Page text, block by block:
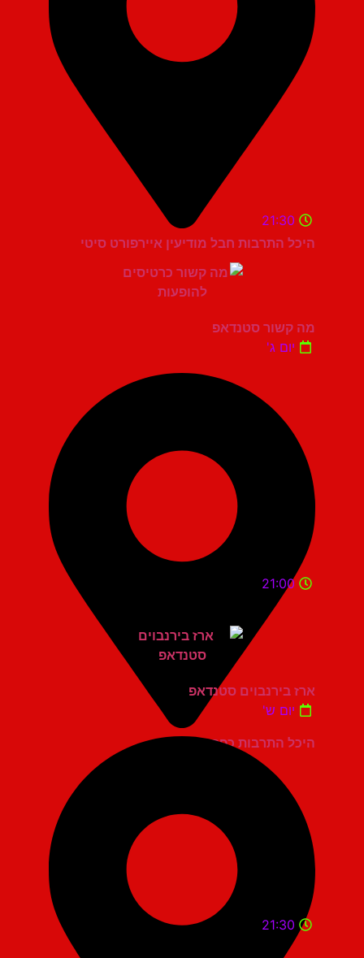
היכל התרבות חבל מודיעין איירפורט סיטי
21:30
מה קשור סטנדאפ
יום ג'
היכל התרבות כפר סבא
21:00
ארז בירנבוים סטנדאפ
יום ש'
21:30